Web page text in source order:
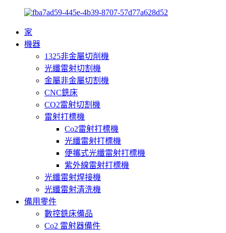
家
機器
1325非金屬切削機
光纖雷射切割機
金屬非金屬切割機
CNC銑床
CO2雷射切割機
雷射打標機
Co2雷射打標機
光纖雷射打標機
便攜式光纖雷射打標機
紫外線雷射打標機
光纖雷射焊接機
光纖雷射清洗機
備用零件
數控銑床備品
Co2 雷射器備件